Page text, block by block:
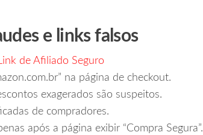
e links falsos
de Afiliado Seguro
na página de checkout.
exagerados são suspeitos.
de compradores.
após a página exibir “Compra Segura”.